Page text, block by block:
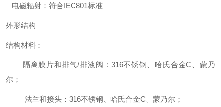
电磁辐射：符合IEC801标准
外形结构
结构材料：
隔离膜片和排气/排液阀：316不锈钢、哈氏合金C、蒙乃
尔；
法兰和接头：316不锈钢、哈氏合金C、蒙乃尔；